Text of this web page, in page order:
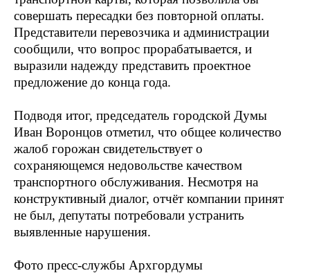
совершать пересадки без повторной оплаты.
Представители перевозчика и администрации
сообщили, что вопрос прорабатывается, и
выразили надежду представить проектное
предложение до конца года.
Подводя итог, председатель городской Думы
Иван Воронцов отметил, что общее количество
жалоб горожан свидетельствует о
сохраняющемся недовольстве качеством
транспортного обслуживания. Несмотря на
конструктивный диалог, отчёт компании принят
не был, депутаты потребовали устранить
выявленные нарушения.
Фото пресс-службы Архгордумы